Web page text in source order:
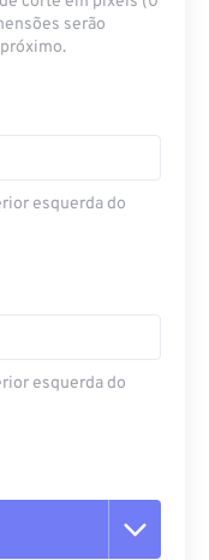
serão
esquerda do
esquerda do